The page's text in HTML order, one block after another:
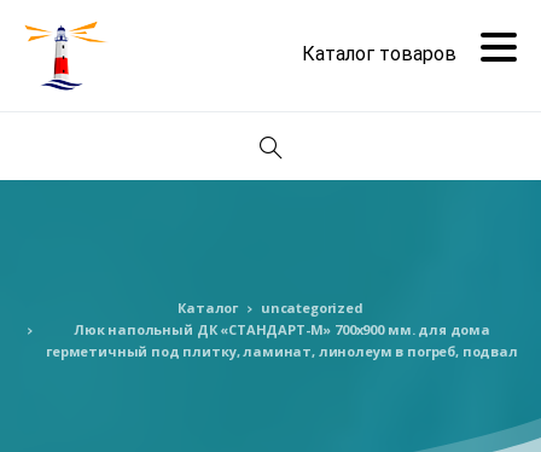
Поиск
Каталог
uncategorized
Люк напольный ДК «СТАНДАРТ-М» 700х900 мм. для дома
герметичный под плитку, ламинат, линолеум в погреб, подвал